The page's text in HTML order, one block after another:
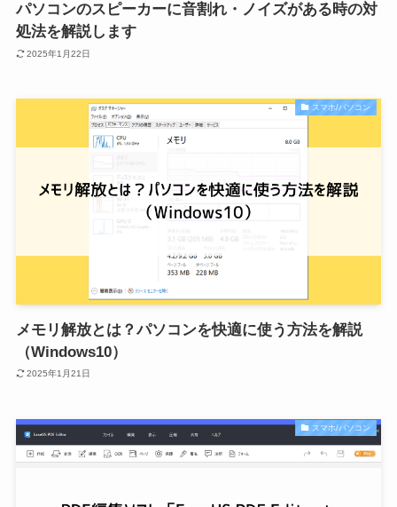
パソコンのスピーカーに音割れ・ノイズがある時の対
処法を解説します
2025年1月22日
スマホ/パソコン
メモリ解放とは？パソコンを快適に使う方法を解説
（Windows10）
2025年1月21日
スマホ/パソコン